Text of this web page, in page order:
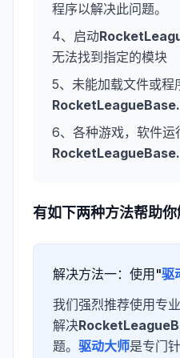
程序以解决此问题。
4、启动
无法找到指定的模块
5、未能加载文件或程
6、各种游戏，软件运
有如下两种方法帮助你
解决方法一：使用"驱
我们强烈推荐使用专
解决
题。 驱动大师是专门